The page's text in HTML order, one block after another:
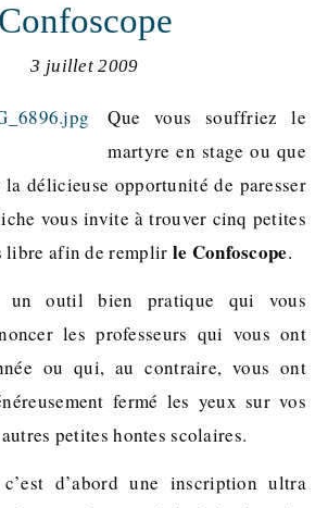
Confoscope
3 juillet 2009
Que vous souffriez le
martyre en stage ou que
délicieuse opportunité de paresser
vous invite à trouver cinq petites
libre afin de remplir le Confoscope.
un outil bien pratique qui vous
les professeurs qui vous ont
ou qui, au contraire, vous ont
fermé les yeux sur vos
petites hontes scolaires.
d’abord une inscription ultra